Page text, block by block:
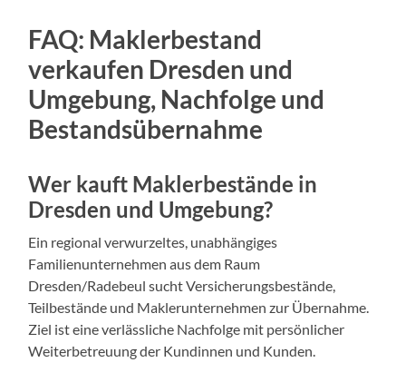
FAQ: Maklerbestand
verkaufen Dresden und
Umgebung, Nachfolge und
Bestandsübernahme
Wer kauft Maklerbestände in
Dresden und Umgebung?
Ein regional verwurzeltes, unabhängiges
Familienunternehmen aus dem Raum
Dresden/Radebeul sucht Versicherungsbestände,
Teilbestände und Maklerunternehmen zur Übernahme.
Ziel ist eine verlässliche Nachfolge mit persönlicher
Weiterbetreuung der Kundinnen und Kunden.